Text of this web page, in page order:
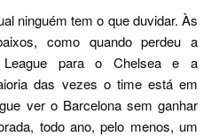
ninguém tem o que duvidar. Às
como quando perdeu a
para o Chelsea e a
das vezes o time está em
ver o Barcelona sem ganhar
todo ano, pelo menos, um